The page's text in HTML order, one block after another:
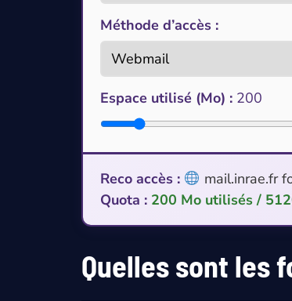
Méthode d’accès :
Espace utilisé (Mo) : 200
Reco accès :
mail.inrae.fr
Quota : 200 Mo utilisés /
Quelles sont les